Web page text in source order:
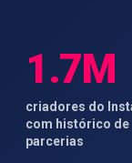
1.7M
criadores do
com histórico de
parcerias